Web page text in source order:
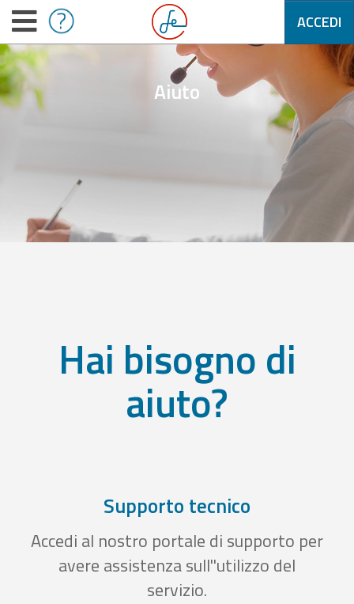
ACCEDI
Aiuto
Hai bisogno di
aiuto?
Supporto tecnico
Accedi al nostro portale di supporto per
avere assistenza sull''utilizzo del
servizio.